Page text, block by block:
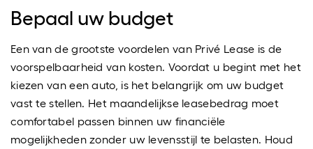
Bepaal uw budget
Een van de grootste voordelen van Privé Lease is de
voorspelbaarheid van kosten. Voordat u begint met het
kiezen van een auto, is het belangrijk om uw budget
vast te stellen. Het maandelijkse leasebedrag moet
comfortabel passen binnen uw financiële
mogelijkheden zonder uw levensstijl te belasten. Houd